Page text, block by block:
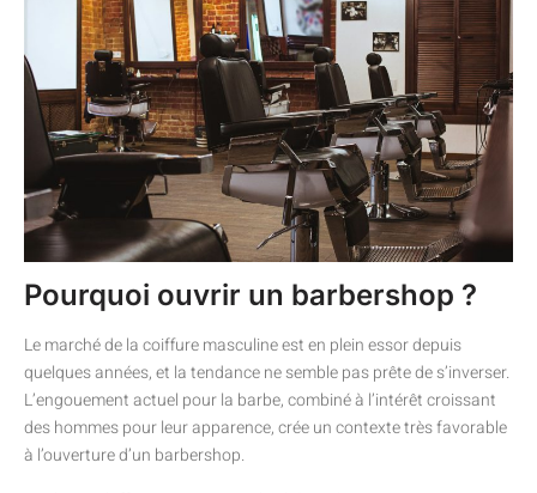
Pourquoi ouvrir un barbershop ?
Le marché de la coiffure masculine est en plein essor depuis
quelques années, et la tendance ne semble pas prête de s’inverser.
L’engouement actuel pour la barbe, combiné à l’intérêt croissant
des hommes pour leur apparence, crée un contexte très favorable
à l’ouverture d’un barbershop.